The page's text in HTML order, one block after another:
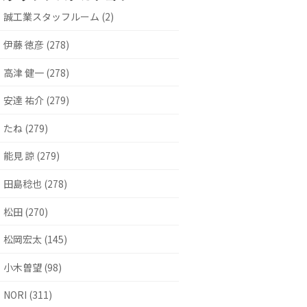
誠工業スタッフルーム (2)
伊藤 徳彦 (278)
高津 健一 (278)
安達 祐介 (279)
たね (279)
能見 諒 (279)
田島稔也 (278)
松田 (270)
松岡宏太 (145)
小木曽望 (98)
NORI (311)